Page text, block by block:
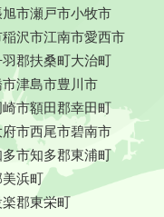
市瀬戸市小牧市
稲沢市江南市愛西市
羽郡扶桑町大治町
市津島市豊川市
崎市額田郡幸田町
府市西尾市碧南市
多市知多郡東浦町
浜町
郡東栄町